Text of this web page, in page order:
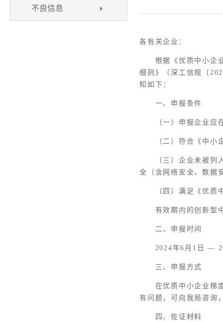
不良信息
各有关企业：
根据《优质中小企
细则》（深工信规〔
知如下：
一、申报条件
（一）申报企业应
（二）符合《中
（三）企业未被
全（含网络安全、数据
（四）满足《优
有效期内的创新型
二、申报时间
2024年6月1日 —
三、申报方式
在优质中小企业梯
有问题，可向我局咨询
四、佐证材料